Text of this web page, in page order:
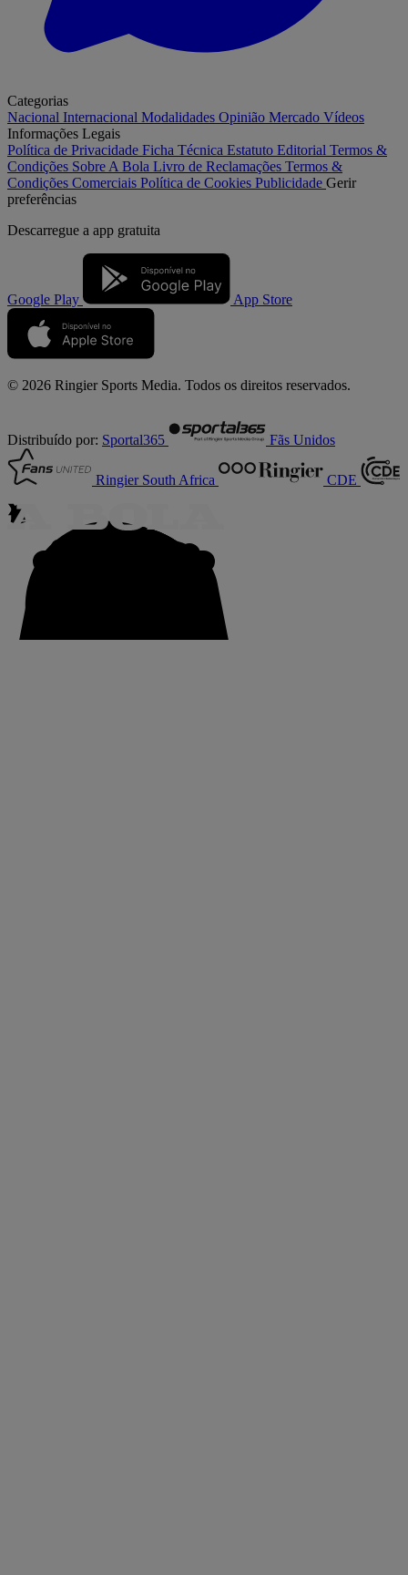
Categorias
Nacional Internacional Modalidades Opinião Mercado Vídeos
Informações Legais
Política de Privacidade Ficha Técnica Estatuto Editorial Termos &
Condições Sobre A Bola Livro de Reclamações Termos &
Condições Comerciais Política de Cookies Publicidade Gerir
preferências
Descarregue a app gratuita
Google Play App Store
© 2026 Ringier Sports Media. Todos os direitos reservados.
Distribuído por: Sportal365 Fãs Unidos
Ringier South Africa CDE